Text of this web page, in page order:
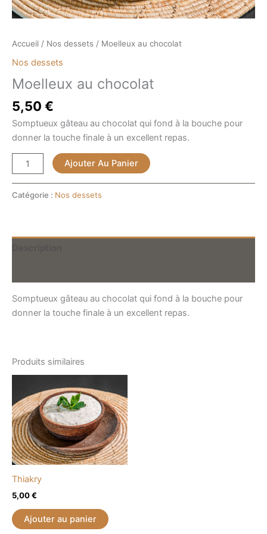
Accueil / Nos dessets / Moelleux au chocolat
Nos dessets
Moelleux au chocolat
5,50 €
Somptueux gâteau au chocolat qui fond à la bouche pour
donner la touche finale à un excellent repas.
Ajouter Au Panier
Catégorie : Nos dessets
Somptueux gâteau au chocolat qui fond à la bouche pour
donner la touche finale à un excellent repas.
Produits similaires
Thiakry
5,00€
Ajouter au panier